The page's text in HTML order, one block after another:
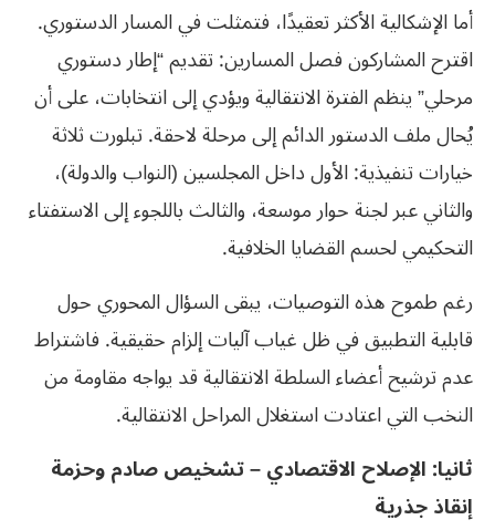
أما الإشكالية الأكثر تعقيدًا، فتمثلت في المسار الدستوري.
اقترح المشاركون فصل المسارين: تقديم “إطار دستوري
مرحلي” ينظم الفترة الانتقالية ويؤدي إلى انتخابات، على أن
يُحال ملف الدستور الدائم إلى مرحلة لاحقة. تبلورت ثلاثة
خيارات تنفيذية: الأول داخل المجلسين (النواب والدولة)،
والثاني عبر لجنة حوار موسعة، والثالث باللجوء إلى الاستفتاء
التحكيمي لحسم القضايا الخلافية.
رغم طموح هذه التوصيات، يبقى السؤال المحوري حول
قابلية التطبيق في ظل غياب آليات إلزام حقيقية. فاشتراط
عدم ترشيح أعضاء السلطة الانتقالية قد يواجه مقاومة من
النخب التي اعتادت استغلال المراحل الانتقالية.
ثانيا: الإصلاح الاقتصادي – تشخيص صادم وحزمة
إنقاذ جذرية